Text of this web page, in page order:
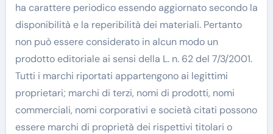
ha carattere periodico essendo aggiornato secondo la
disponibilità e la reperibilità dei materiali. Pertanto
non può essere considerato in alcun modo un
prodotto editoriale ai sensi della L. n. 62 del 7/3/2001.
Tutti i marchi riportati appartengono ai legittimi
proprietari; marchi di terzi, nomi di prodotti, nomi
commerciali, nomi corporativi e società citati possono
essere marchi di proprietà dei rispettivi titolari o